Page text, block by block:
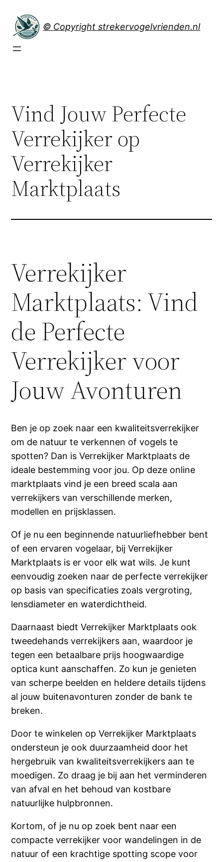
naar
inhoud
© Copyright strekervogelvrienden.nl
Vind Jouw Perfecte
Verrekijker op
Verrekijker
Marktplaats
Verrekijker
Marktplaats: Vind
de Perfecte
Verrekijker voor
Jouw Avonturen
Ben je op zoek naar een kwaliteitsverrekijker
om de natuur te verkennen of vogels te
spotten? Dan is Verrekijker Marktplaats de
ideale bestemming voor jou. Op deze online
marktplaats vind je een breed scala aan
verrekijkers van verschillende merken,
modellen en prijsklassen.
Of je nu een beginnende natuurliefhebber bent
of een ervaren vogelaar, bij Verrekijker
Marktplaats is er voor elk wat wils. Je kunt
eenvoudig zoeken naar de perfecte verrekijker
op basis van specificaties zoals vergroting,
lensdiameter en waterdichtheid.
Daarnaast biedt Verrekijker Marktplaats ook
tweedehands verrekijkers aan, waardoor je
tegen een betaalbare prijs hoogwaardige
optica kunt aanschaffen. Zo kun je genieten
van scherpe beelden en heldere details tijdens
al jouw buitenavonturen zonder de bank te
breken.
Door te winkelen op Verrekijker Marktplaats
ondersteun je ook duurzaamheid door het
hergebruik van kwaliteitsverrekijkers aan te
moedigen. Zo draag je bij aan het verminderen
van afval en het behoud van kostbare
natuurlijke hulpbronnen.
Kortom, of je nu op zoek bent naar een
compacte verrekijker voor wandelingen in de
natuur of een krachtige spotting scope voor